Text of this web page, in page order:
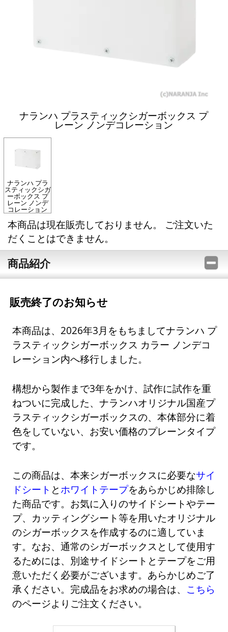
ナランハ プラスティックシガーボックス プ
レーン ノンデコレーション
ナランハ プラ
スティックシガ
ーボックス プ
レーン ノンデ
コレーション
本商品は現在販売しておりません。 ご注文いた
だくことはできません。
商品紹介
販売終了のお知らせ
本商品は、2026年3月をもちましてナランハ プ
ラスティックシガーボックス カラー ノンデコ
レーション内へ移行しました。
構想から製作まで3年をかけ、試作に試作を重
ねついに完成した、ナランハオリジナル国産プ
ラスティックシガーボックスの、本体部分に着
色をしていない、お安い価格のプレーンタイプ
です。
この商品は、本来シガーボックスに必要なサイ
ドシート と ホワイトテープをあらかじめ排除し
た商品です。お気に入りのサイドシートやテー
プ、カッティングシート等を用いたオリジナル
のシガーボックスを作成するのに適していま
す。なお、通常のシガーボックスとして使用す
るためには、別途サイドシートとテープをご用
意いただく必要がございます。あらかじめご了
承ください。完成品をお求めの場合は、 こちら
のページよりご注文ください。